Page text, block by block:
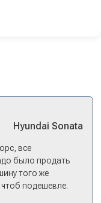
Hyundai Sonata
все
было продать
того же
подешевле.